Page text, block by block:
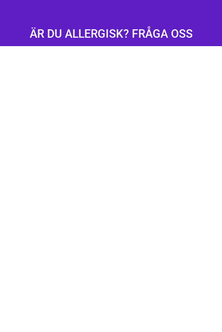
ÄR DU ALLERGISK? FRÅGA OSS